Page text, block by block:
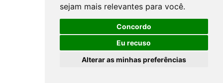
sejam mais relevantes para você.
Concordo
Eu recuso
Alterar as minhas preferências